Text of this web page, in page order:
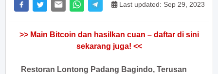
Last updated: Sep 29, 2023
>> Main Bitcoin dan hasilkan cuan – daftar di sini
sekarang juga! <<
Restoran Lontong Padang Bagindo, Terusan